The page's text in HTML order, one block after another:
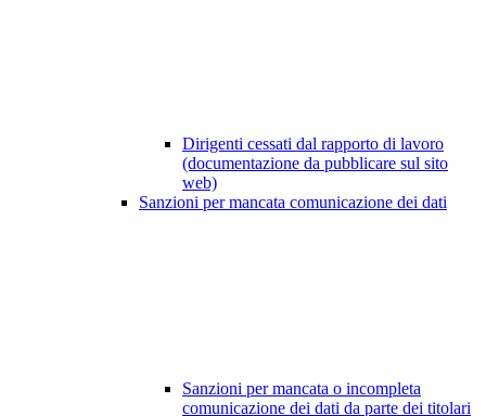
Dirigenti cessati dal rapporto di lavoro
(documentazione da pubblicare sul sito
web)
Sanzioni per mancata comunicazione dei dati
Sanzioni per mancata o incompleta
comunicazione dei dati da parte dei titolari